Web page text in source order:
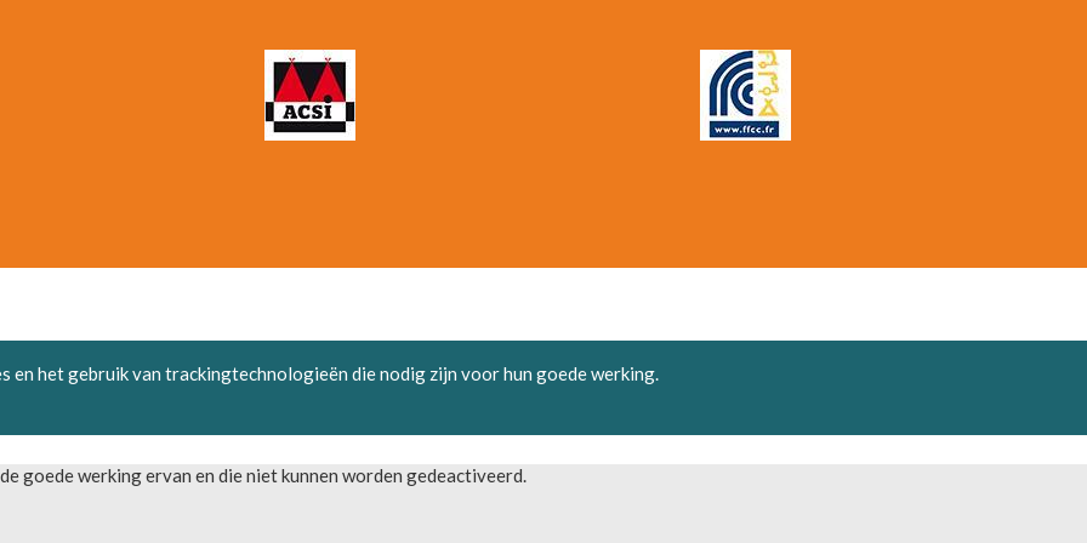
en het gebruik van trackingtechnologieën die nodig zijn voor hun goede werking.
goede werking ervan en die niet kunnen worden gedeactiveerd.